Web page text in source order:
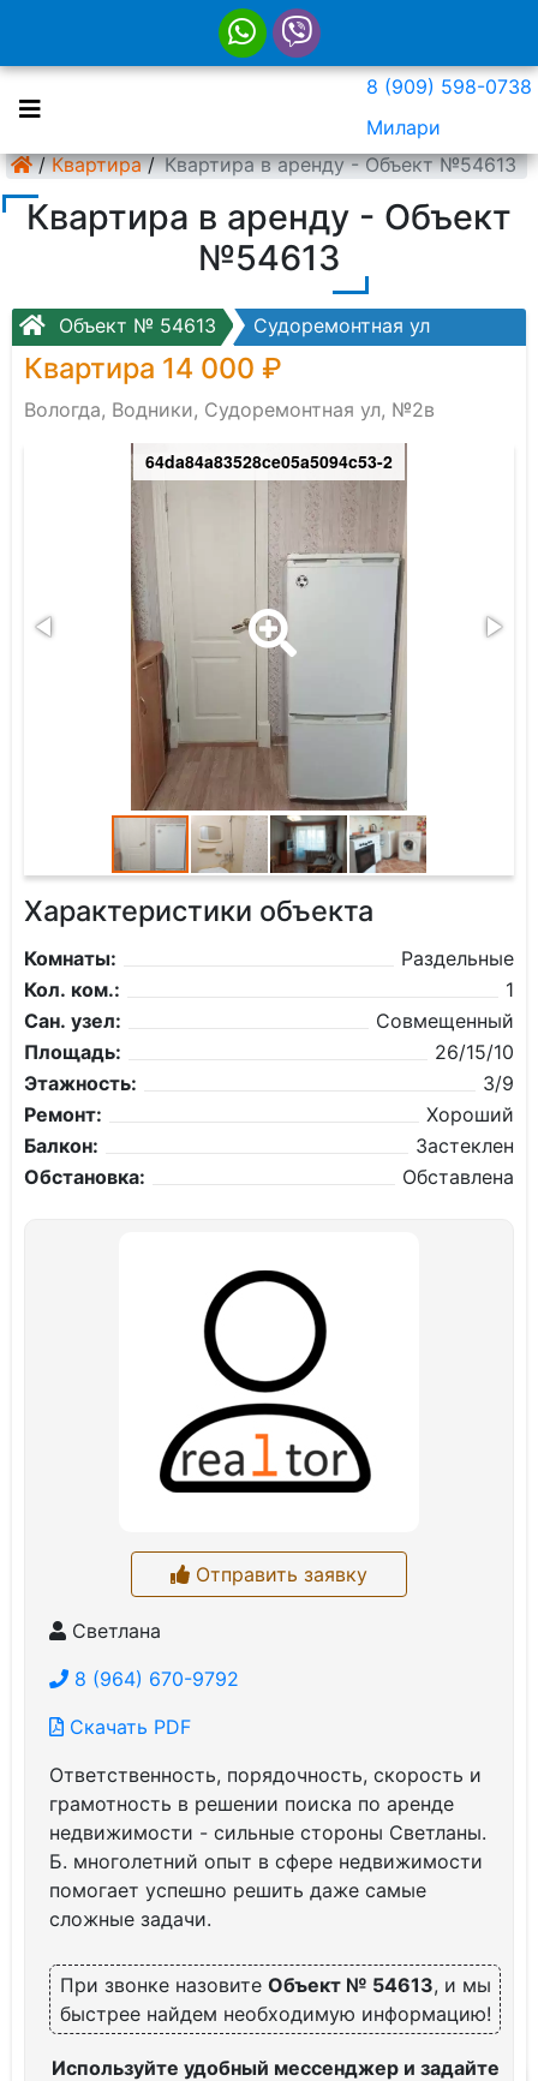
8 (909) 598-0738
Милари
/ Квартира / Квартира в аренду - Объект №54613
Квартира в аренду - Объект
№54613
Объект № 54613 Судоремонтная ул
Квартира 14 000 ₽
Вологда, Водники, Судоремонтная ул, №2в
64da84a83528ce05a5094c53-2
Характеристики объекта
Комнаты:
Раздельные
Кол. ком.:
1
Сан. узел:
Совмещенный
Площадь:
26/15/10
Этажность:
3/9
Ремонт:
Хороший
Балкон:
Застеклен
Обстановка:
Обставлена
Отправить заявку
Светлана
8 (964) 670-9792
Скачать PDF
Ответственность, порядочность, скорость и
грамотность в решении поиска по аренде
недвижимости - сильные стороны Светланы.
Б. многолетний опыт в сфере недвижимости
помогает успешно решить даже самые
сложные задачи.
При звонке назовите Объект № 54613, и мы
быстрее найдем необходимую информацию!
Используйте удобный мессенджер и задайте